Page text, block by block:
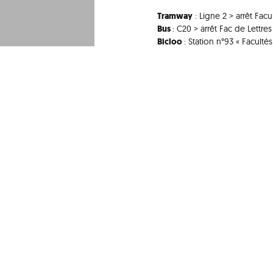
Tramway : Ligne 2 > arrêt
Bus: C20 > arrêt Fac de
Bicloo: Station n°93 «